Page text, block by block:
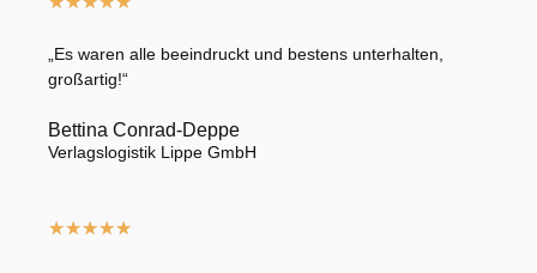
„Es waren alle beeindruckt und bestens unterhalten,
großartig!“
Bettina Conrad-Deppe
Verlagslogistik Lippe GmbH
★★★★★